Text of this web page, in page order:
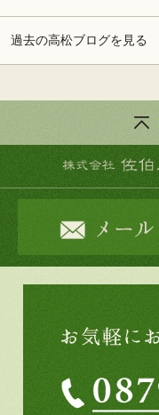
過去の高松ブログを見る